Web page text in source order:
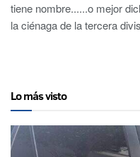
tiene nombre......o mejor
la ciénaga de la tercera
Lo más visto